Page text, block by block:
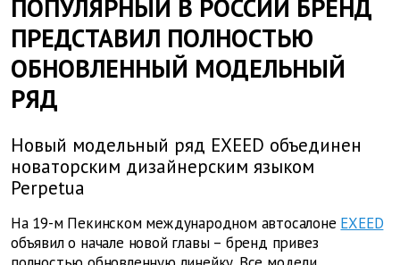
ПОПУЛЯРНЫЙ В РОССИИ БРЕНД
ПРЕДСТАВИЛ ПОЛНОСТЬЮ
ОБНОВЛЕННЫЙ МОДЕЛЬНЫЙ
РЯД
Новый модельный ряд EXEED объединен
новаторским дизайнерским языком
Perpetua
На 19-м Пекинском международном автосалоне EXEED
объявил о начале новой главы – бренд привез